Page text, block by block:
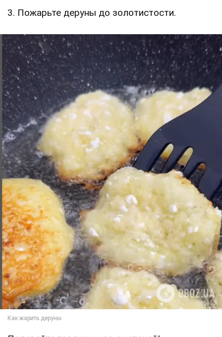
3. Пожарьте деруны до золотистости.